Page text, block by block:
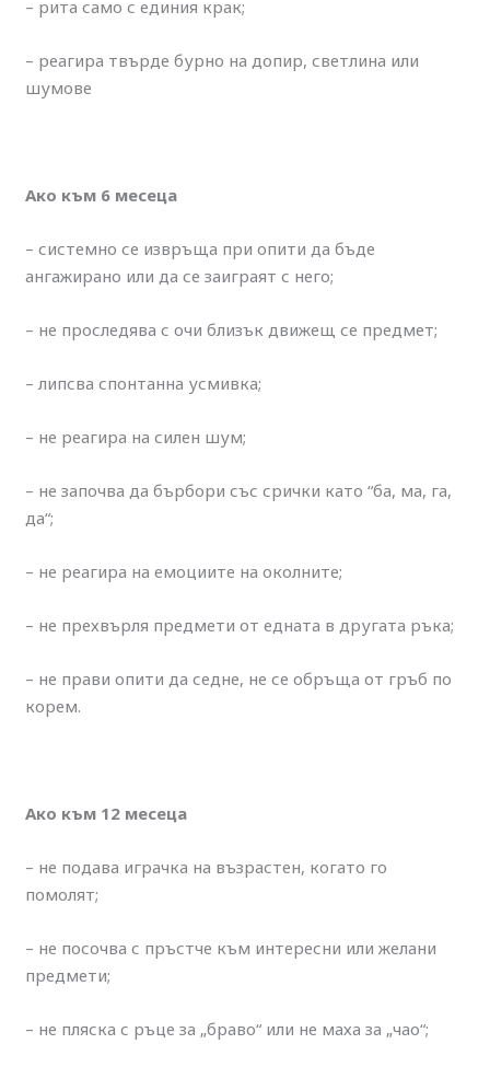
– рита само с единия крак;
– реагира твърде бурно на допир, светлина или
шумове
Ако към 6 месеца
– системно се извръща при опити да бъде
ангажирано или да се заиграят с него;
– не проследява с очи близък движещ се предмет;
– липсва спонтанна усмивка;
– не реагира на силен шум;
– не започва да бърбори със срички като “ба, ма, га,
да“;
– не реагира на емоциите на околните;
– не прехвърля предмети от едната в другата ръка;
– не прави опити да седне, не се обръща от гръб по
корем.
Ако към 12 месеца
– не подава играчка на възрастен, когато го
помолят;
– не посочва с пръстче към интересни или желани
предмети;
– не пляска с ръце за „браво“ или не маха за „чао“;